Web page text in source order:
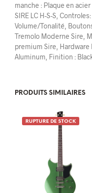
manche : Plaque en
SIRE LC H-S-S,
Volume/Tonalité,
Tremolo Moderne Sire,
premium Sire,
Aluminum, Finition :
PRODUITS SIMILAIRES
RUPTURE DE STOCK